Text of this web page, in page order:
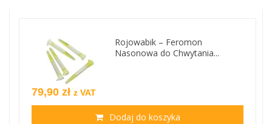
Rojowabik – Feromon
Nasonowa do Chwytania...
79,90 zł z VAT
Dodaj do koszyka